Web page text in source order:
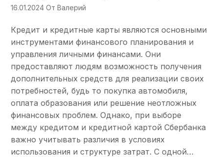
16.01.2024 От Валерий
Кредит и кредитные карты являются основными
инструментами финансового планирования и
управления личными финансами. Они
предоставляют людям возможность получения
дополнительных средств для реализации своих
потребностей, будь то покупка автомобиля,
оплата образования или решение неотложных
финансовых проблем. Однако, при выборе
между кредитом и кредитной картой Сбербанка
важно учитывать различия в условиях
использования и структуре затрат. С одной…